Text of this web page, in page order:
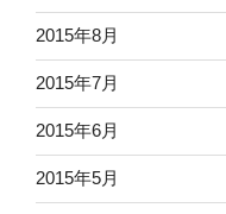
2015年8月
2015年7月
2015年6月
2015年5月